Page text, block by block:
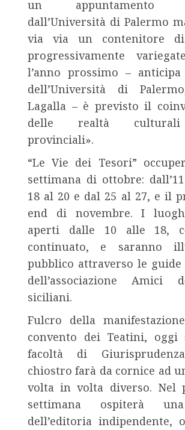
un appuntamento
dall’Università di Palermo
via via un contenitore di
progressivamente
l’anno prossimo –
dell’Università di
Lagalla – è previsto il
delle realtà
provinciali».
“Le Vie dei Tesori”
settimana di ottobre:
18 al 20 e dal 25 al 27, e il
end di novembre. I
aperti dalle 10 alle 18,
continuato, e saranno
pubblico attraverso le guide
dell’associazione Amici
siciliani.
Fulcro della
convento dei Teatini, oggi
facoltà di
chiostro farà da cornice ad
volta in volta diverso. Nel
settimana ospiterà
dell’editoria indipendente,